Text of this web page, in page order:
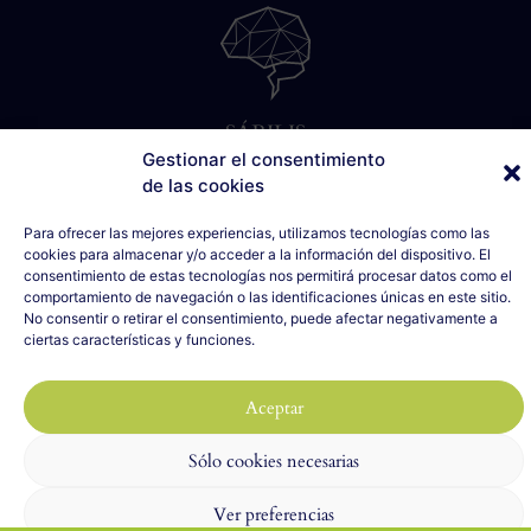
Gestionar el consentimiento
de las cookies
Para ofrecer las mejores experiencias, utilizamos tecnologías como las
cookies para almacenar y/o acceder a la información del dispositivo. El
consentimiento de estas tecnologías nos permitirá procesar datos como el
comportamiento de navegación o las identificaciones únicas en este sitio.
No consentir o retirar el consentimiento, puede afectar negativamente a
ciertas características y funciones.
Aceptar
Sólo cookies necesarias
Ver preferencias
SÁBILIS
C/ Cabo Noval, 5 - 1º Drcha
33007 Oviedo, Asturias
info@sabilis.com
Aviso Legal y Política de Privacidad
Política de Cookies
2023 SÁBILIS - Todos los derechos reservados
Diseño web realizado porILUMINA TU WEBcon 🤍